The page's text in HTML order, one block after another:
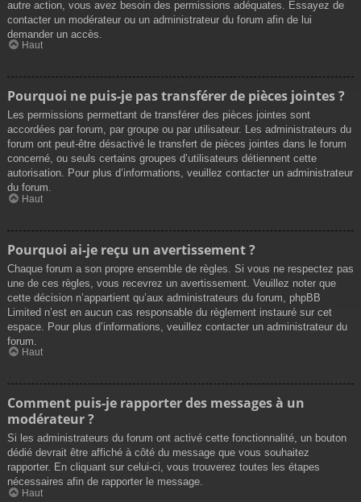
autre action, vous avez besoin des permissions adéquates. Essayez de
contacter un modérateur ou un administrateur du forum afin de lui
demander un accès.
Haut
Pourquoi ne puis-je pas transférer de pièces jointes ?
Les permissions permettant de transférer des pièces jointes sont
accordées par forum, par groupe ou par utilisateur. Les administrateurs du
forum ont peut-être désactivé le transfert de pièces jointes dans le forum
concerné, ou seuls certains groupes d’utilisateurs détiennent cette
autorisation. Pour plus d’informations, veuillez contacter un administrateur
du forum.
Haut
Pourquoi ai-je reçu un avertissement ?
Chaque forum a son propre ensemble de règles. Si vous ne respectez pas
une de ces règles, vous recevrez un avertissement. Veuillez noter que
cette décision n’appartient qu’aux administrateurs du forum, phpBB
Limited n’est en aucun cas responsable du règlement instauré sur cet
espace. Pour plus d’informations, veuillez contacter un administrateur du
forum.
Haut
Comment puis-je rapporter des messages à un
modérateur ?
Si les administrateurs du forum ont activé cette fonctionnalité, un bouton
dédié devrait être affiché à côté du message que vous souhaitez
rapporter. En cliquant sur celui-ci, vous trouverez toutes les étapes
nécessaires afin de rapporter le message.
Haut